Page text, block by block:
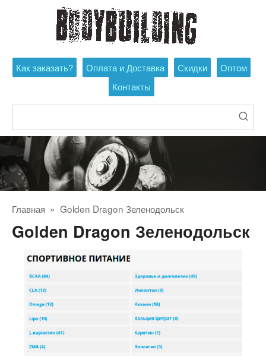
Как заказать? Оплата и Доставка Скидки
Оптом
Контакты
Главная » Golden Dragon Зеленодольск
Golden Dragon Зеленодольск